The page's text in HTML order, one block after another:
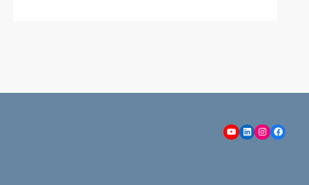
Facebook
Instagram
LinkedIn
YouTube